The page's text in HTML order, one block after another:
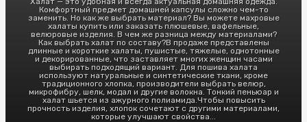
Комфортный предмет домашней капсулы сложно чем-то
заменить. Но как же выбрать материал? Вы можете махровые
халаты купить или заказать плюшевые, вафельные,
велюровые изделия. В чем же разница между материалами?
Как выбрать халат по составу?В продаже представлены
длинные и короткие халаты, пушистые, тяжелые, однотонные
и декорированные, что заставляет многих женщин часами
выбирать подходящий вариант. Для пошива халата
используют натуральные и синтетические ткани, кроме
традиционного хлопка, производители выбрать велюр,
микрофибру, шелк, модал и другие волокна. Тонкий пеньюар и
халат шьется из ажурного полиамида.Чтобы повысить
прочность изделия, хлопок сочетают с другими материалами,
которые улучшают свойства...